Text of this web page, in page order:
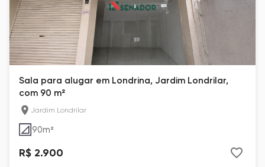
Sala para alugar em Londrina, Jardim Londrilar,
com 90 m²
Jardim Londrilar
90m²
R$ 2.900